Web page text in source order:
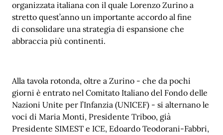
organizzata italiana con il quale Lorenzo Zurino a
stretto quest’anno un importante accordo al fine
di consolidare una strategia di espansione che
abbraccia più continenti.
Alla tavola rotonda, oltre a Zurino - che da pochi
giorni è entrato nel Comitato Italiano del Fondo delle
Nazioni Unite per l’Infanzia (UNICEF) - si alternano le
voci di Maria Monti, Presidente Triboo, già
Presidente SIMEST e ICE, ⁠Edoardo Teodorani-Fabbri,